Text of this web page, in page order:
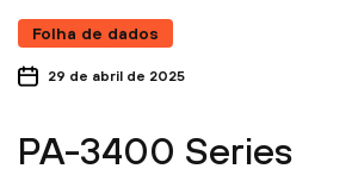
Folha de dados
29 de abril de 2025
PA-3400 Series